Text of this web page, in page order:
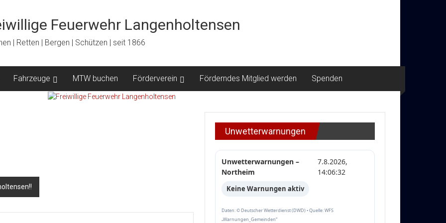
Feuerwehr Langenholtensen
| Retten | Bergen | Schützen | seit 1866
Fahrzeuge MTW buchen Förderverein Förderndes Mitglied werden Spenden
Unwetterwarnungen
Unwetterwarnungen –
Northeim
7.8.2026,
14:06:32
Keine Warnungen aktiv
Daten: © Deutscher Wetterdienst (DWD) • Quelle: WFS
„Warnungen_Gemeinden“